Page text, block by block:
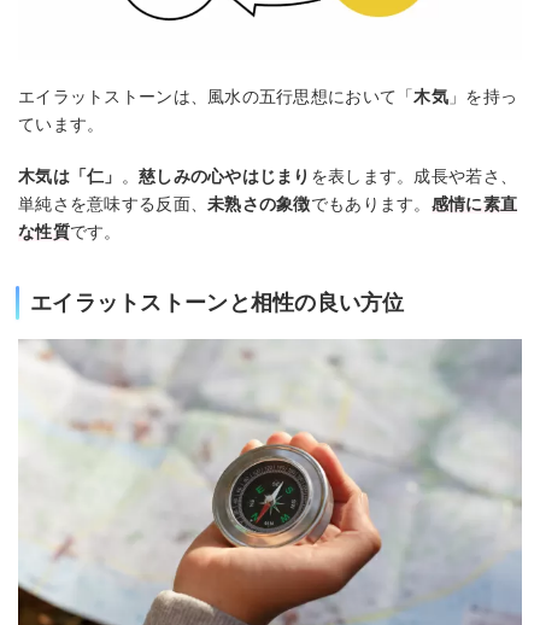
エイラットストーンは、風水の五行思想において「木気 」を持っ
ています。
木気は「仁」 。 慈しみの心やはじまり を表します。成長や若さ、
単純さを意味する反面、未熟さの象徴でもあります。 感情に素直
な性質です。
エイラットストーンと相性の良い方位